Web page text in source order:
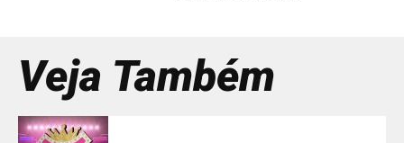
Veja Também